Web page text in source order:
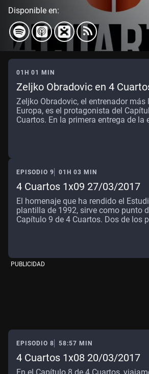
Disponible en:
01H 01 MIN
Zeljko Obradovic en 4
"Llull es un ejemplo para los
Zeljko Obradovic, el entrenador más
Europa, es el protagonista del
Cuartos. En la primera entrega de la
Obradovic, el técnico del
[[LINK:EXTERNO|||http://
edición de la Euroliga (la Final Four
Estambul), habla sobre su
turco y se deshace en elogios hacia
Madrid
[[LINK:EXTERNO|||http://
gio_llull-1|||Sergio Llull]].
EPISODIO 9 01H 03 MIN
4 Cuartos 1x09 27/03/2017
El homenaje que ha rendido el
plantilla de 1992, sirve como punto
Capítulo 9 de 4 Cuartos. Dos de los
equipo, John Pinone y Nacho
primera persona como fueron
colegial que les llevó a ganar la Copa
Granada y alcanzar la Final Four de
Estambul. "Hacía todo para ganar,
PUBLICIDAD
EPISODIO 8 58:57 MIN
4 Cuartos 1x08 20/03/2017